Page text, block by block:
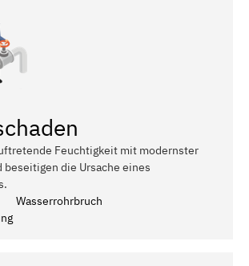
Feuchtigkeit mit modernster
beseitigen die Ursache eines
Wasserrohrbruch